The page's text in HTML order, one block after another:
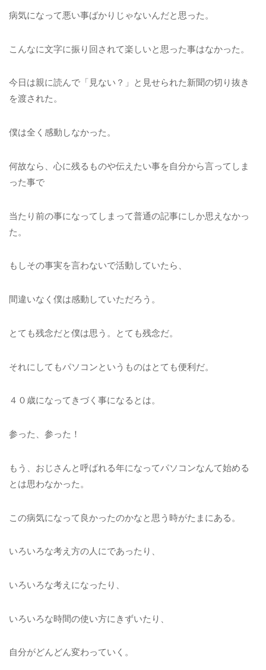
病気になって悪い事ばかりじゃないんだと思った。
こんなに文字に振り回されて楽しいと思った事はなかった。
今日は親に読んで「見ない？」と見せられた新聞の切り抜き
を渡された。
僕は全く感動しなかった。
何故なら、心に残るものや伝えたい事を自分から言ってしま
った事で
当たり前の事になってしまって普通の記事にしか思えなかっ
た。
もしその事実を言わないで活動していたら、
間違いなく僕は感動していただろう。
とても残念だと僕は思う。とても残念だ。
それにしてもパソコンというものはとても便利だ。
４０歳になってきづく事になるとは。
参った、参った！
もう、おじさんと呼ばれる年になってパソコンなんて始める
とは思わなかった。
この病気になって良かったのかなと思う時がたまにある。
いろいろな考え方の人にであったり、
いろいろな考えになったり、
いろいろな時間の使い方にきずいたり、
自分がどんどん変わっていく。